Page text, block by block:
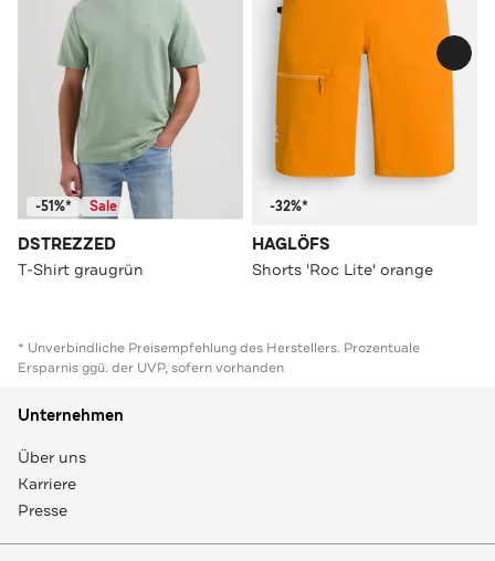
-51%* Sale
DSTREZZED
T-Shirt graugrün
-32%*
HAGLÖFS
Shorts 'Roc Lite' orange
* Unverbindliche Preisempfehlung des Herstellers. Prozentuale
Ersparnis ggü. der UVP, sofern vorhanden
Unternehmen
Über uns
Karriere
Presse